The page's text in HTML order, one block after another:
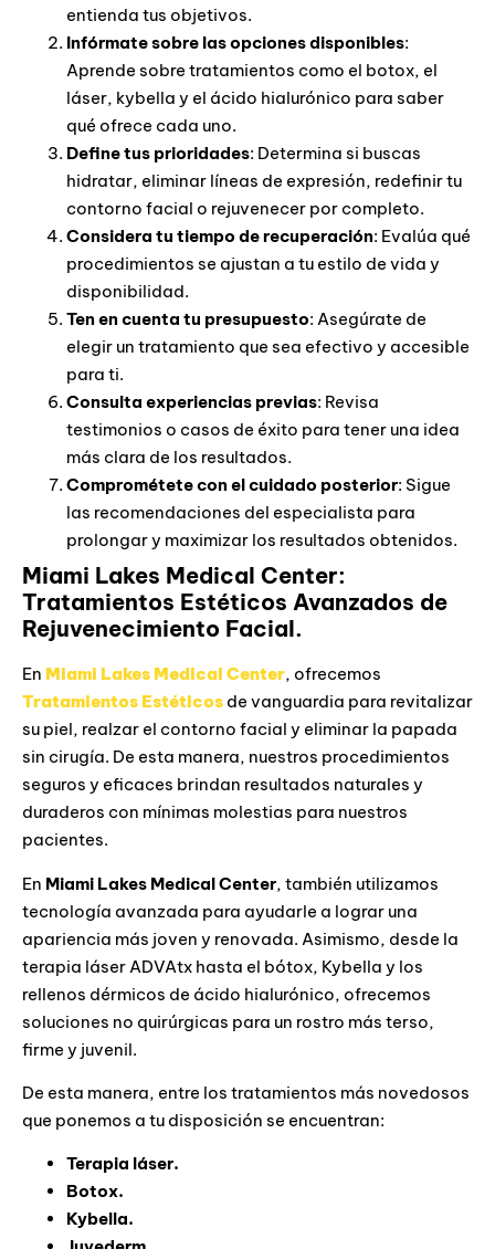
entienda tus objetivos.
Infórmate sobre las opciones disponibles:
Aprende sobre tratamientos como el botox, el
láser, kybella y el ácido hialurónico para saber
qué ofrece cada uno.
Define tus prioridades: Determina si buscas
hidratar, eliminar líneas de expresión, redefinir tu
contorno facial o rejuvenecer por completo.
Considera tu tiempo de recuperación: Evalúa qué
procedimientos se ajustan a tu estilo de vida y
disponibilidad.
Ten en cuenta tu presupuesto: Asegúrate de
elegir un tratamiento que sea efectivo y accesible
para ti.
Consulta experiencias previas: Revisa
testimonios o casos de éxito para tener una idea
más clara de los resultados.
Comprométete con el cuidado posterior: Sigue
las recomendaciones del especialista para
prolongar y maximizar los resultados obtenidos.
Miami Lakes Medical Center:
Tratamientos Estéticos Avanzados de
Rejuvenecimiento Facial.
En Miami Lakes Medical Center, ofrecemos
Tratamientos Estéticos de vanguardia para revitalizar
su piel, realzar el contorno facial y eliminar la papada
sin cirugía. De esta manera, nuestros procedimientos
seguros y eficaces brindan resultados naturales y
duraderos con mínimas molestias para nuestros
pacientes.
En Miami Lakes Medical Center, también utilizamos
tecnología avanzada para ayudarle a lograr una
apariencia más joven y renovada. Asimismo, desde la
terapia láser ADVAtx hasta el bótox, Kybella y los
rellenos dérmicos de ácido hialurónico, ofrecemos
soluciones no quirúrgicas para un rostro más terso,
firme y juvenil.
De esta manera, entre los tratamientos más novedosos
que ponemos a tu disposición se encuentran:
Terapia láser.
Botox.
Kybella.